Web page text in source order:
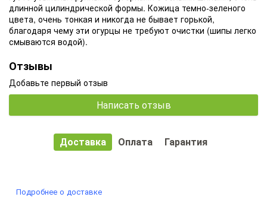
длинной цилиндрической формы. Кожица темно-зеленого
цвета, очень тонкая и никогда не бывает горькой,
благодаря чему эти огурцы не требуют очистки (шипы легко
смываются водой).
Отзывы
Добавьте первый отзыв
Написать отзыв
Доставка Оплата Гарантия
Подробнее о доставке